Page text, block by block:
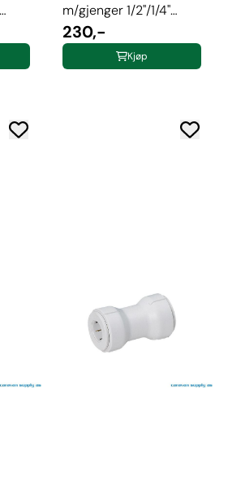
m/gjenger 1/2"/1/4"
messing
230,-
Kjøp